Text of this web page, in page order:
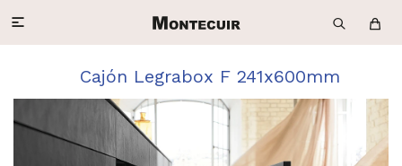

Cajón Legrabox F 241x600mm